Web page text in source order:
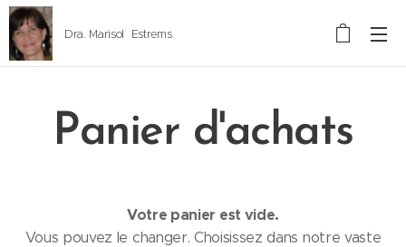
Dra. Marisol Estrems
Panier d'achats
Votre panier est vide.
Vous pouvez le changer. Choisissez dans notre vaste